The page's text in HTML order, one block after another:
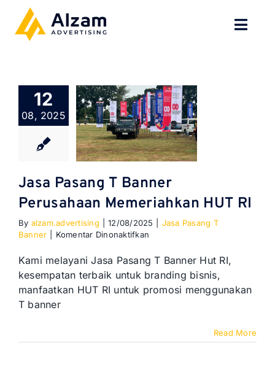
content
TENTANG
SPESIALISASI
GALERI
KONTAK
BLOG
12
08, 2025
Jasa Pasang T Banner
Perusahaan Memeriahkan HUT RI
By alzam.advertising 12/08/2025
Jasa Pasang T
Banner
Komentar Dinonaktifkanpada
Pasang
T
Banner
Perusahaan
Kami melayani Jasa Pasang T Banner Hut RI,
kesempatan terbaik untuk branding bisnis,
manfaatkan HUT RI untuk promosi menggunakan
T banner
Read More